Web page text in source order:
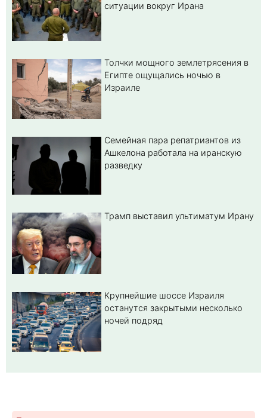
ситуации вокруг Ирана
Толчки мощного землетрясения в
Египте ощущались ночью в
Израиле
Семейная пара репатриантов из
Ашкелона работала на иранскую
разведку
Трамп выставил ультиматум Ирану
Крупнейшие шоссе Израиля
останутся закрытыми несколько
ночей подряд